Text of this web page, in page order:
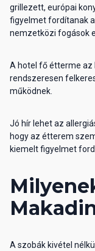
grillezett, európai
figyelmet fordítanak
nemzetközi fogások
A hotel fő étterme az
rendszeresen
működnek.
Jó hír lehet az
hogy az étterem
kiemelt figyelmet
A szobák kivétel